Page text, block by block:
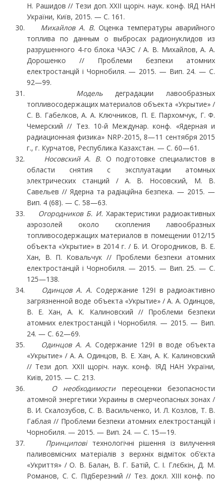
Н. Рашидов // Тези доп. ХХІІ щоріч. наук. конф. ІЯД НАН
України, Київ, 2015. — С. 161.
Михайлов А. В.Оценка температуры аварийного
топлива по данным о выбросах радио­нуклидов из
разрушенного 4-го блока ЧАЭС / А. В. Михайлов, А. А.
Дорошенко // Проблеми безпеки атомних
електростанцій і Чорнобиля. — 2015. — Вип. 24. — С.
92—99.
Модельдеградации лавообразных
топливосодержащих материалов объекта «Укрытие» /
С. В. Габелков, А. А. Ключников, П. Е. Пархомчук, Г. Ф.
Чемерский // Тез. 10-й Междунар. конф. «Ядерная и
радиационная физика» NRP-2015, 8—11 сентября 2015
г., г. Курчатов, Респу­блика Казахстан. — С. 60—61.
Носовский А. В. О подготовке специалистов в
области снятия с эксплуатации атомных
электрических станций / А. В. Носовский, М. В.
Савельев // Ядерна та радіаційна безпека. — 2015. —
Вип. 4 (68). — С. 58—63.
Огородников Б. И.Характеристики радиоактивных
аэрозолей около скопления лавооб­разных
топливосодержащих материалов в помещении 012/15
объекта «Укрытие» в 2014 г. / Б. И. Огородников, В. Е.
Хан, В. П. Ковальчук // Проблеми безпеки атомних
електростанцій і Чорнобиля. — 2015. — Вип. 25. — С.
125—138.
Одинцов А. А. Содержание 129I в радиоактивно
загрязненной воде объекта «Укрытие» / А. А. Одинцов,
В. Е. Хан, А. К. Калиновский // Проблеми безпеки
атомних електростанцій і Чорнобиля. — 2015. — Вип.
24. — С. 62—69.
Одинцов А. А.Содержание 129I в воде объекта
«Укрытие» / А. А. Одинцов, В. Е. Хан, А. К. Ка­линовский
// Тези доп. ХХІІ щоріч. наук. конф. ІЯД НАН України,
Київ, 2015. — С. 213.
О необходимости переоценки безопасности
атомной энергетики Украины в смерчеопас­ных зонах /
В. И. Скалозубов, С. В. Васильченко, И. Л. Козлов, Т. В.
Габлая // Проблеми безпе­ки атомних електростанцій і
Чорнобиля. — 2015. — Вип. 24. — С. 15—19.
Принципові технологічні рішення із вилучення
паливовмісних матеріалів з верхніх від­міток об’єкта
«Укриття» / О. В. Балан, В. Г. Батій, С. І. Глєбкін, Д. М.
Романов, С. С. Підбе­резний // Тез. докл. XIII конф. по